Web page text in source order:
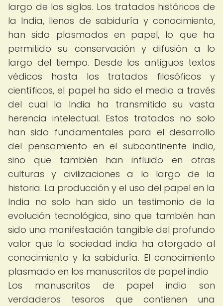
largo de los siglos. Los tratados históricos de
la India, llenos de sabiduría y conocimiento,
han sido plasmados en papel, lo que ha
permitido su conservación y difusión a lo
largo del tiempo. Desde los antiguos textos
védicos hasta los tratados filosóficos y
científicos, el papel ha sido el medio a través
del cual la India ha transmitido su vasta
herencia intelectual. Estos tratados no solo
han sido fundamentales para el desarrollo
del pensamiento en el subcontinente indio,
sino que también han influido en otras
culturas y civilizaciones a lo largo de la
historia. La producción y el uso del papel en la
India no solo han sido un testimonio de la
evolución tecnológica, sino que también han
sido una manifestación tangible del profundo
valor que la sociedad india ha otorgado al
conocimiento y la sabiduría. El conocimiento
plasmado en los manuscritos de papel indio
Los manuscritos de papel indio son
verdaderos tesoros que contienen una